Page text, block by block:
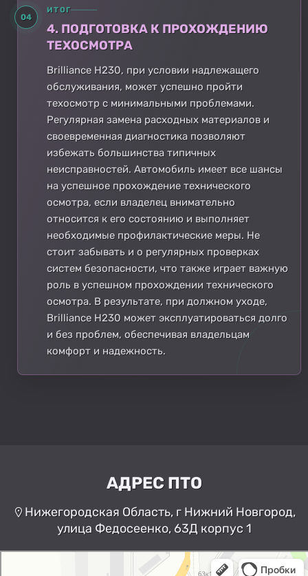
04
ИТОГ
4. ПОДГОТОВКА К ПРОХОЖДЕНИЮ
ТЕХОСМОТРА
Brilliance H230, при условии надлежащего
обслуживания, может успешно пройти
техосмотр с минимальными проблемами.
Регулярная замена расходных материалов и
своевременная диагностика позволяют
избежать большинства типичных
неисправностей. Автомобиль имеет все шансы
на успешное прохождение технического
осмотра, если владелец внимательно
относится к его состоянию и выполняет
необходимые профилактические меры. Не
стоит забывать и о регулярных проверках
систем безопасности, что также играет важную
роль в успешном прохождении технического
осмотра. В результате, при должном уходе,
Brilliance H230 может эксплуатироваться долго
и без проблем, обеспечивая владельцам
комфорт и надежность.
АДРЕС ПТО
Нижегородская Область, г Нижний Новгород,
улица Федосеенко, 63Д корпус 1
Нижний Новгород
Улица Федосеенко, 63Дк1 —